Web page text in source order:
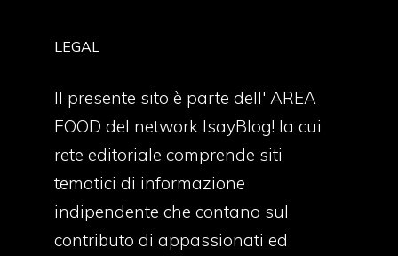
LEGAL
Il presente sito è parte dell' AREA
FOOD del network IsayBlog! la cui
rete editoriale comprende siti
tematici di informazione
indipendente che contano sul
contributo di appassionati ed